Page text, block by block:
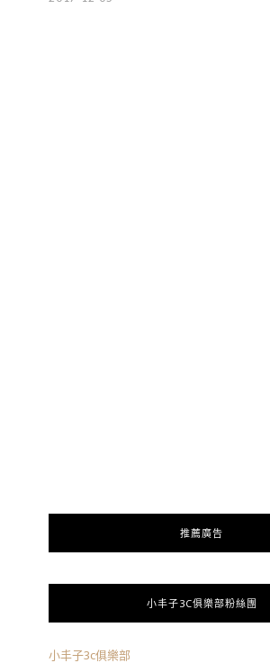
推薦廣告
小丰子3C俱樂部粉絲團
小丰子3c俱樂部